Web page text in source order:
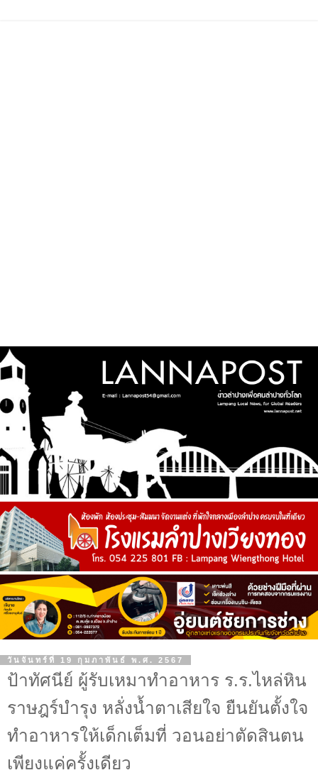
วันจันทร์ที่ 19 กุมภาพันธ์ พ.ศ. 2567
ป้าทัศนีย์ ผู้รับเหมาทำอาหาร ร.ร.ไหล่หิน
ราษฎร์บำรุง หลั่งน้ำตาเสียใจ ยืนยันตั้งใจ
ทำอาหารให้เด็กเต็มที่ วอนอย่าตัดสินตน
เพียงแค่ครั้งเดียว